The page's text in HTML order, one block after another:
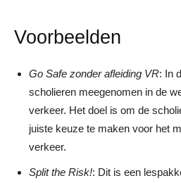
Voorbeelden
Go Safe zonder afleiding VR: In
scholieren meegenomen in de
verkeer. Het doel is om de
juiste keuze te maken voor het
verkeer.
Split the Risk!: Dit is een